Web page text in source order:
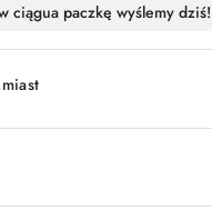
ciągua paczkę wyślemy dziś!